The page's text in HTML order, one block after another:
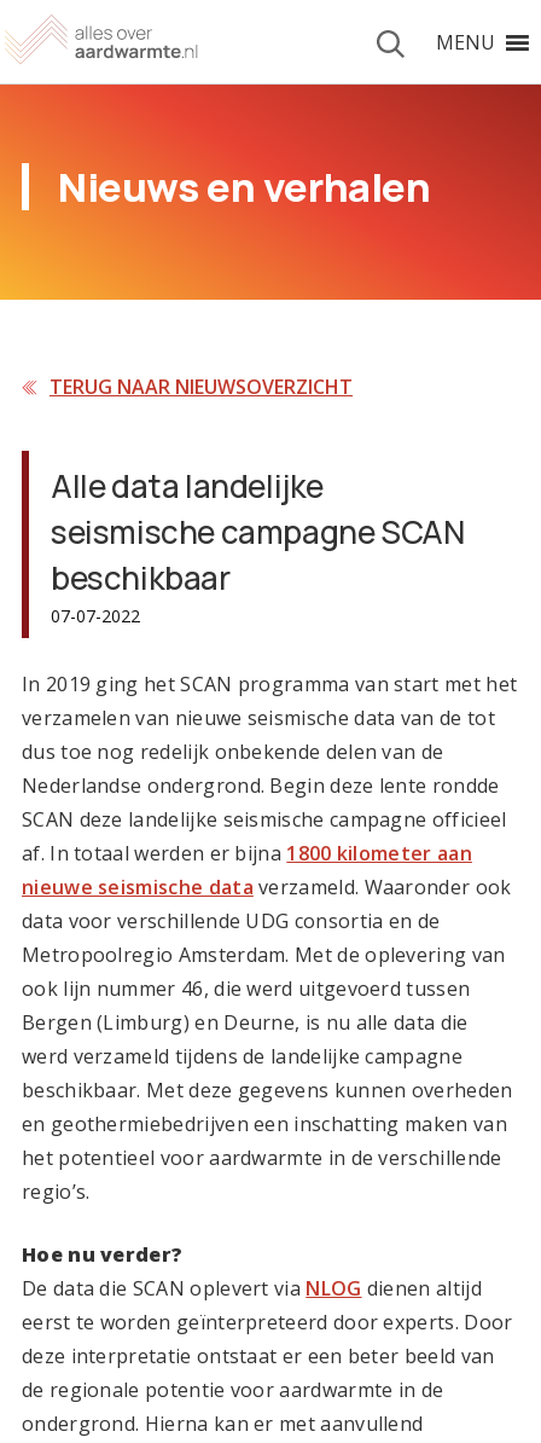
MENU
Nieuws en verhalen
TERUG NAAR NIEUWSOVERZICHT
Alle data landelijke
seismische campagne SCAN
beschikbaar
07-07-2022
In 2019 ging het SCAN programma van start met het
verzamelen van nieuwe seismische data van de tot
dus toe nog redelijk onbekende delen van de
Nederlandse ondergrond. Begin deze lente rondde
SCAN deze landelijke seismische campagne officieel
af. In totaal werden er bijna 1800 kilometer aan
nieuwe seismische data verzameld. Waaronder ook
data voor verschillende UDG consortia en de
Metropoolregio Amsterdam. Met de oplevering van
ook lijn nummer 46, die werd uitgevoerd tussen
Bergen (Limburg) en Deurne, is nu alle data die
werd verzameld tijdens de landelijke campagne
beschikbaar. Met deze gegevens kunnen overheden
en geothermiebedrijven een inschatting maken van
het potentieel voor aardwarmte in de verschillende
regio’s.
Hoe nu verder?
De data die SCAN oplevert via NLOG dienen altijd
eerst te worden geïnterpreteerd door experts. Door
deze interpretatie ontstaat er een beter beeld van
de regionale potentie voor aardwarmte in de
ondergrond. Hierna kan er met aanvullend